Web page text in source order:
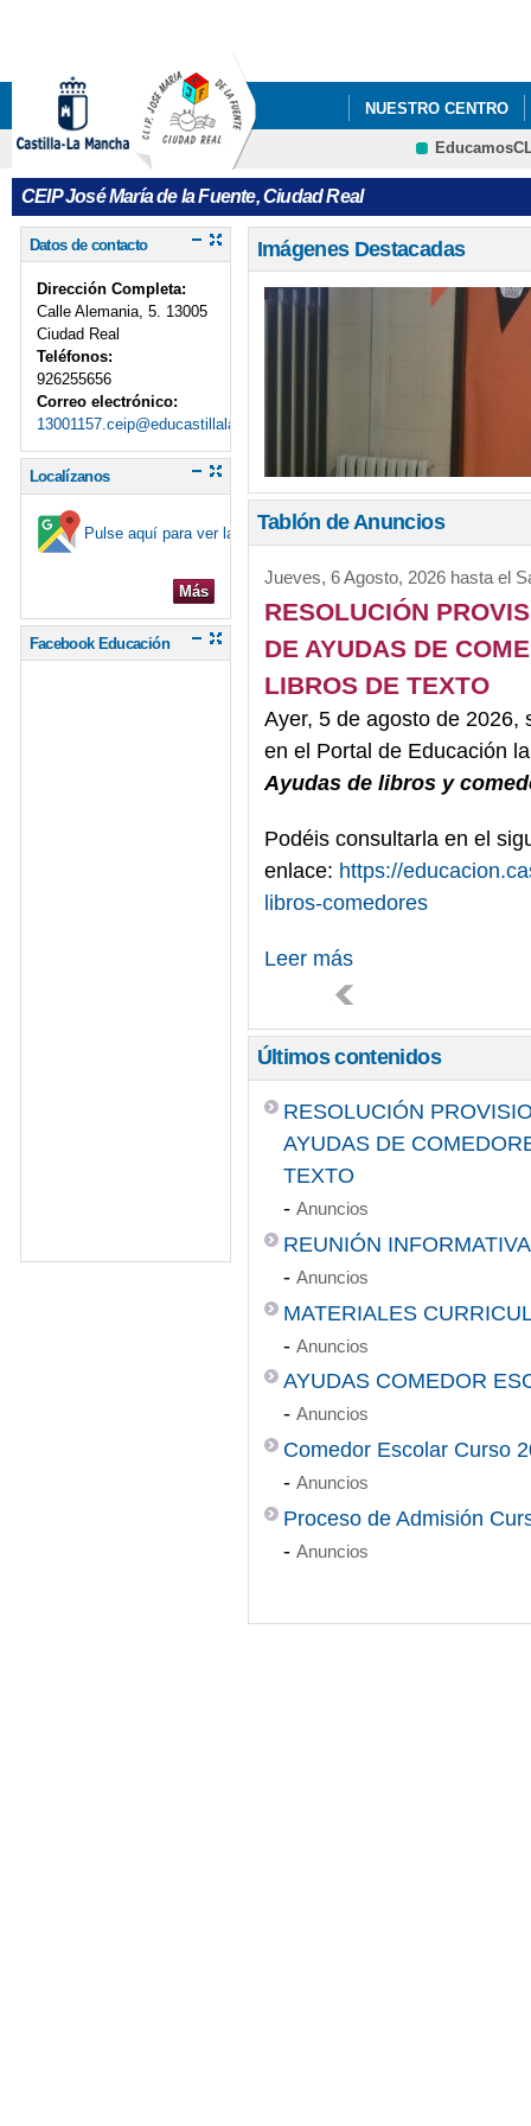
NUESTRO CENTRO
CEIP José María de la Fuente, Ciudad Real
Datos de contacto
Dirección Completa:
Calle Alemania, 5. 13005
Ciudad Real
Teléfonos:
926255656
Correo electrónico:
13001157.ceip@educastillalamancha.es
Localízanos
Pulse aquí para ver la ubicación en el mapa
Más
Facebook Educación
Imágenes Destacadas
Tablón de Anuncios
Jueves, 6 Agosto, 2026 hasta el
RESOLUCIÓN
DE AYUDAS DE
LIBROS DE TEXTO
Ayer, 5 de agosto de 2026,
en el Portal de Educación
Ayudas de libros y
Podéis consultarla en el
enlace: https://
libros-comedores
Leer más
Últimos contenidos
RESOLUCIÓN
AYUDAS DE
TEXTO
- Anuncios
REUNIÓN
- Anuncios
MATERIALES
- Anuncios
AYUDAS COMEDOR
- Anuncios
Comedor Escolar Curso
- Anuncios
Proceso de Admisión
- Anuncios